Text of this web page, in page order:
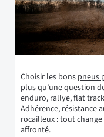
Choisir les bons pneus
plus qu’une question
enduro, rallye, flat
Adhérence, résistance
rocailleux : tout
affronté.